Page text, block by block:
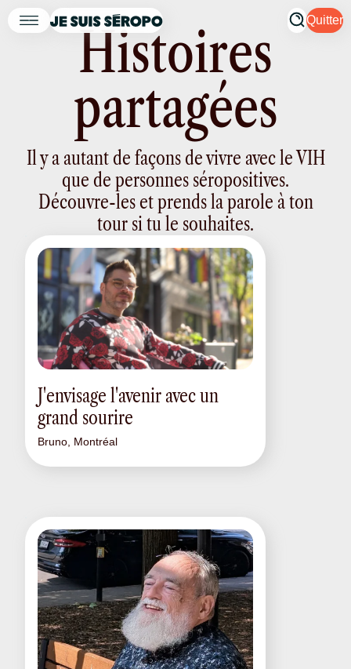
Quitter
Histoires
partagées
Il y a autant de façons de vivre avec le VIH
que de personnes séropositives.
Découvre-les et prends la parole à ton
tour si tu le souhaites.
J'envisage l'avenir avec un
grand sourire
Bruno, Montréal